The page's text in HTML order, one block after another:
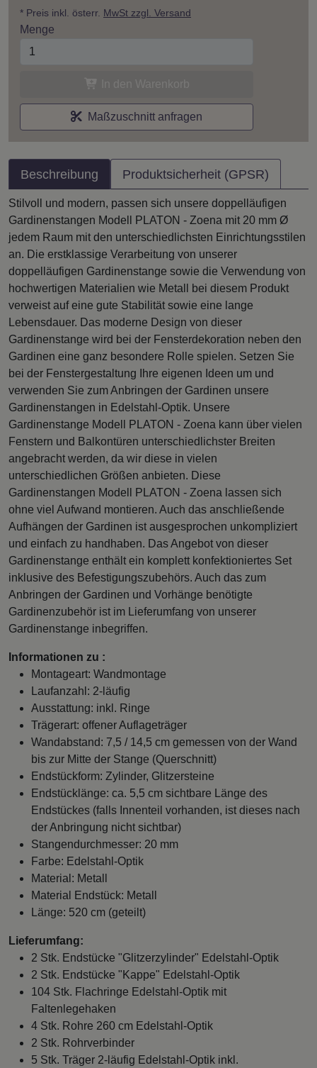
* Preis inkl. österr. MwSt zzgl. Versand
Menge
Maßzuschnitt anfragen
Beschreibung Produktsicherheit (GPSR)
Stilvoll und modern, passen sich unsere doppelläufigen
Gardinenstangen Modell PLATON - Zoena mit 20 mm Ø
jedem Raum mit den unterschiedlichsten Einrichtungsstilen
an. Die erstklassige Verarbeitung von unserer
doppelläufigen Gardinenstange sowie die Verwendung von
hochwertigen Materialien wie Metall bei diesem Produkt
verweist auf eine gute Stabilität sowie eine lange
Lebensdauer. Das moderne Design von dieser
Gardinenstange wird bei der Fensterdekoration neben den
Gardinen eine ganz besondere Rolle spielen. Setzen Sie
bei der Fenstergestaltung Ihre eigenen Ideen um und
verwenden Sie zum Anbringen der Gardinen unsere
Gardinenstangen in Edelstahl-Optik. Unsere
Gardinenstange Modell PLATON - Zoena kann über vielen
Fenstern und Balkontüren unterschiedlichster Breiten
angebracht werden, da wir diese in vielen
unterschiedlichen Größen anbieten. Diese
Gardinenstangen Modell PLATON - Zoena lassen sich
ohne viel Aufwand montieren. Auch das anschließende
Aufhängen der Gardinen ist ausgesprochen unkompliziert
und einfach zu handhaben. Das Angebot von dieser
Gardinenstange enthält ein komplett konfektioniertes Set
inklusive des Befestigungszubehörs. Auch das zum
Anbringen der Gardinen und Vorhänge benötigte
Gardinenzubehör ist im Lieferumfang von unserer
Gardinenstange inbegriffen.
Informationen zu :
Montageart: Wandmontage
Laufanzahl: 2-läufig
Ausstattung: inkl. Ringe
Trägerart: offener Auflageträger
Wandabstand: 7,5 / 14,5 cm gemessen von der Wand
bis zur Mitte der Stange (Querschnitt)
Endstückform: Zylinder, Glitzersteine
Endstücklänge: ca. 5,5 cm sichtbare Länge des
Endstückes (falls Innenteil vorhanden, ist dieses nach
der Anbringung nicht sichtbar)
Stangendurchmesser: 20 mm
Farbe: Edelstahl-Optik
Material: Metall
Material Endstück: Metall
Länge: 520 cm (geteilt)
Lieferumfang:
2 Stk. Endstücke "Glitzerzylinder" Edelstahl-Optik
2 Stk. Endstücke "Kappe" Edelstahl-Optik
104 Stk. Flachringe Edelstahl-Optik mit
Faltenlegehaken
4 Stk. Rohre 260 cm Edelstahl-Optik
2 Stk. Rohrverbinder
5 Stk. Träger 2-läufig Edelstahl-Optik inkl.